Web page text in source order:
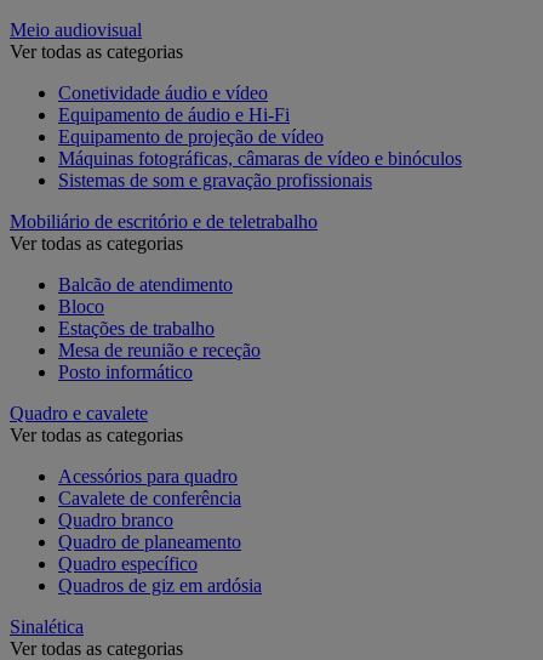
Meio audiovisual
Ver todas as categorias
Conetividade áudio e vídeo
Equipamento de áudio e Hi-Fi
Equipamento de projeção de vídeo
Máquinas fotográficas, câmaras de vídeo e binóculos
Sistemas de som e gravação profissionais
Mobiliário de escritório e de teletrabalho
Ver todas as categorias
Balcão de atendimento
Bloco
Estações de trabalho
Mesa de reunião e receção
Posto informático
Quadro e cavalete
Ver todas as categorias
Acessórios para quadro
Cavalete de conferência
Quadro branco
Quadro de planeamento
Quadro específico
Quadros de giz em ardósia
Sinalética
Ver todas as categorias